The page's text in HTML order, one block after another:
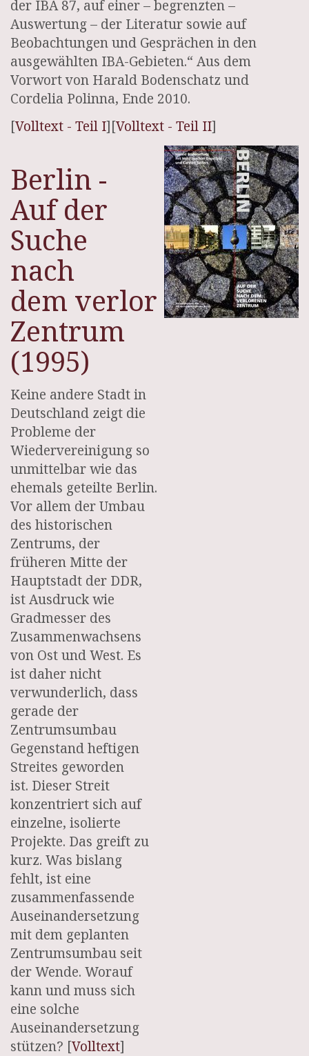
der IBA 87, auf einer – begrenzten –
Auswertung – der Literatur sowie auf
Beobachtungen und Gesprächen in den
ausgewählten IBA-Gebieten.“ Aus dem
Vorwort von Harald Bodenschatz und
Cordelia Polinna, Ende 2010.
[Volltext - Teil I][Volltext - Teil II]
Berlin -
Auf der
Suche
nach
dem verlorenen
Zentrum
(1995)
Keine andere Stadt in
Deutschland zeigt die
Probleme der
Wiedervereinigung so
unmittelbar wie das
ehemals geteilte Berlin.
Vor allem der Umbau
des historischen
Zentrums, der
früheren Mitte der
Hauptstadt der DDR,
ist Ausdruck wie
Gradmesser des
Zusammenwachsens
von Ost und West. Es
ist daher nicht
verwunderlich, dass
gerade der
Zentrumsumbau
Gegenstand heftigen
Streites geworden
ist. Dieser Streit
konzentriert sich auf
einzelne, isolierte
Projekte. Das greift zu
kurz. Was bislang
fehlt, ist eine
zusammenfassende
Auseinandersetzung
mit dem geplanten
Zentrumsumbau seit
der Wende. Worauf
kann und muss sich
eine solche
Auseinandersetzung
stützen? [Volltext]